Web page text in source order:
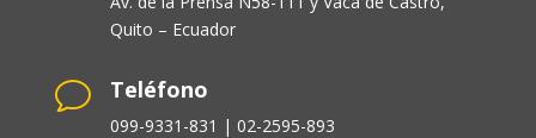
Quito – Ecuador
v Teléfono
099-9331-831 | 02-2595-893